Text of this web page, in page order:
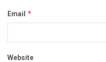
Email *
Website